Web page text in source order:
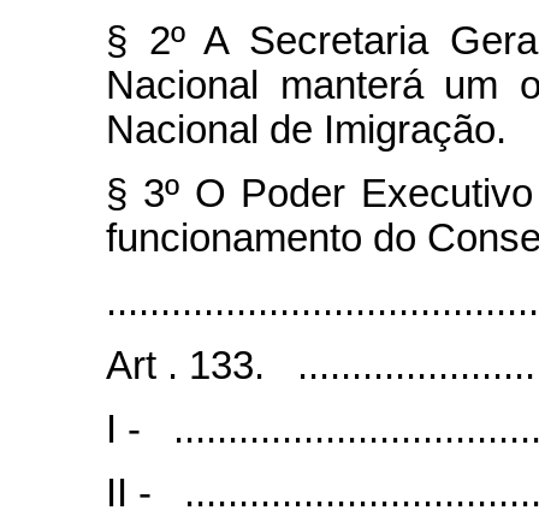
§ 2º A Secretaria
Nacional manterá um
Nacional de Imigração.
§ 3º O Poder
funcionamento do
Art . 133.
I -
II -